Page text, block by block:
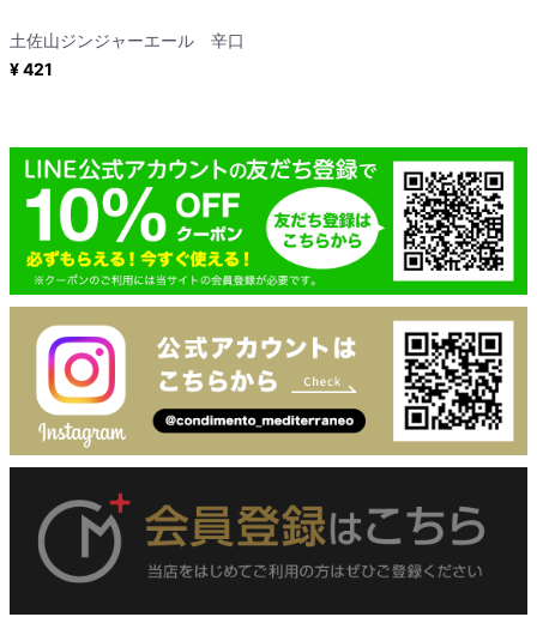
土佐山ジンジャーエール 辛口
¥ 421